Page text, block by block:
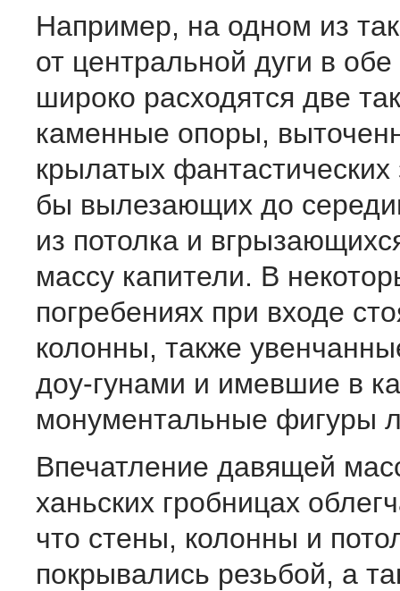
Например, на одном из
от центральной дуги в
широко расходятся две
каменные опоры,
крылатых фантастических
бы вылезающих до
из потолка и
массу капители. В
погребениях при входе
колонны, также
доу-гунами и имевшие в
монументальные фигуры
Впечатление давящей
ханьских гробницах
что стены, колонны и
покрывались резьбой, а